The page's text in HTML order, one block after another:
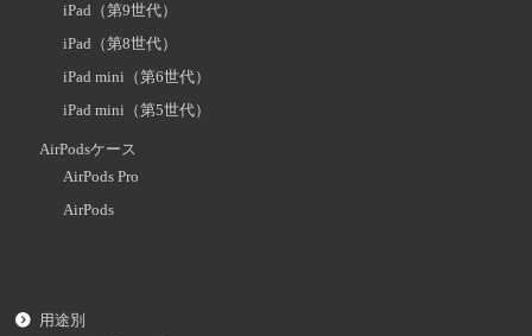
iPad（第9世代）
iPad（第8世代）
iPad mini（第6世代）
iPad mini（第5世代）
AirPodsケース
AirPods Pro
AirPods
用途別